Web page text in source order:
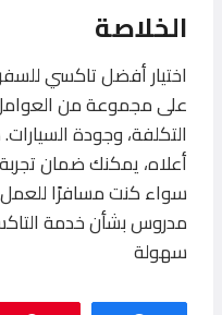
الخلاصة
اختيار أفضل تاكسي
على مجموعة من
التكلفة، وجودة
أعلاه، يمكنك ضمان
سواء كنت مسافرًا للعمل
مدروس بشأن خدمة
سهولة